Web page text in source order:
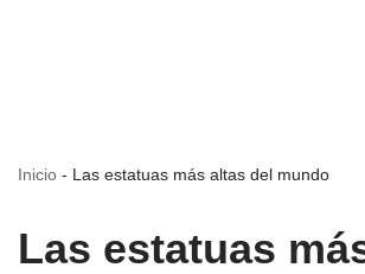
Inicio - Las estatuas más altas del mundo
Las estatuas